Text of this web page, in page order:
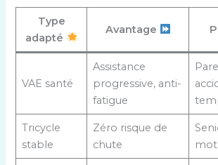
Type
adapté
Avantage
VAE santé
Assistance
progressive, anti-
fatigue
Tricycle
stable
Zéro risque de
chute